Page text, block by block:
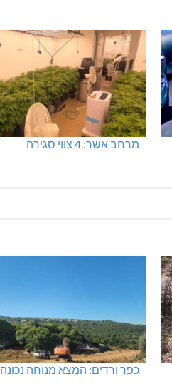
מרחב אשר: 4 צווי סגירה
כפר ורדים: המצא מנוחה נכונה